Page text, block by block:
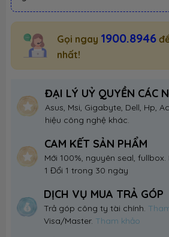
Gọi ngay 1900.8946
nhất!
ĐẠI LÝ UỶ QUYỀN CÁC
Asus, Msi, Gigabyte, Dell, Hp,
hiệu công nghệ khác.
CAM KẾT SẢN PHẨM
Mới 100%, nguyên seal, fullbox.
1 Đổi 1 trong 30 ngày
DỊCH VỤ MUA TRẢ GÓP
Trả góp công ty tài chính.
Visa/Master. Tham khảo